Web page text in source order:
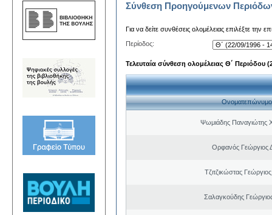
Σύνθεση Προηγούμενων
Για να δείτε συνθέσεις ολομέλειας επιλέξτε την
Περίοδος:
Τελευταία σύνθεση ολομέλειας Θ΄ Περιόδου
Ονοματεπώνυμο
Ψωμιάδης Παναγιώτης
Ορφανός Γεώργιος
Τζιτζικώστας
Σαλαγκούδης